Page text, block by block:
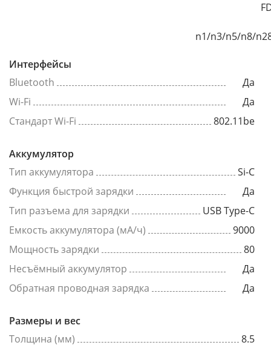
n1/n3/n5/n8/
Интерфейсы
Bluetooth
Да
Wi-Fi
Да
Стандарт Wi-Fi
802.11be
Аккумулятор
Тип аккумулятора
Si-C
Функция быстрой зарядки
Да
Тип разъема для зарядки
USB Type-C
Емкость аккумулятора (мА/ч)
9000
Мощность зарядки
80
Несъёмный аккумулятор
Да
Обратная проводная зарядка
Да
Размеры и вес
Толщина (мм)
8.5